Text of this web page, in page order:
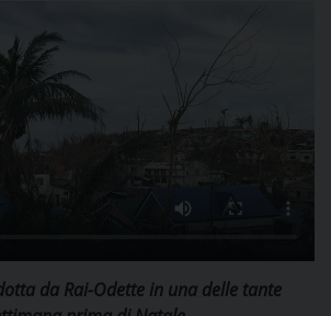
da Rai-Odette in una delle tante